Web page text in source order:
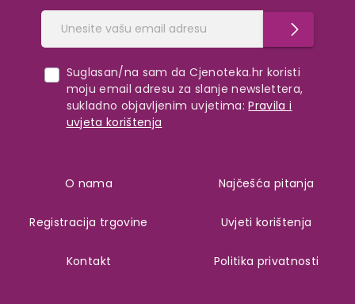
Suglasan/na sam da Cjenoteka.hr koristi
moju email adresu za slanje newslettera,
sukladno objavljenim uvjetima: Pravila i
uvjeta korištenja
O nama
Registracija trgovine
Kontakt
Najčešća pitanja
Uvjeti korištenja
Politika privatnosti